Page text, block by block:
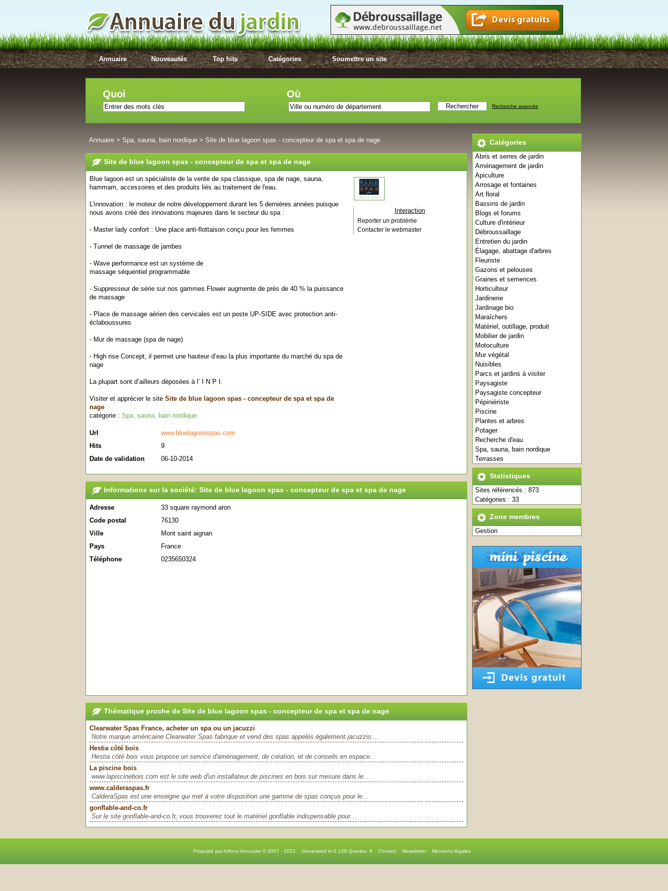
Annuaire Nouveautés Top hits Catégories Soumettre un site
Quoi Où
Recherche avancée
Catégories
Abris et serres de jardin
Aménagement de jardin
Apiculture
Arrosage et fontaines
Art floral
Bassins de jardin
Blogs et forums
Culture d'intérieur
Débroussaillage
Entretien du jardin
Élagage, abattage d'arbres
Fleuriste
Gazons et pelouses
Graines et semences
Horticulteur
Jardinerie
Jardinage bio
Maraîchers
Matériel, outillage, produit
Mobilier de jardin
Motoculture
Mur végétal
Nuisibles
Parcs et jardins à visiter
Paysagiste
Paysagiste concepteur
Pépiniériste
Piscine
Plantes et arbres
Potager
Recherche d'eau
Spa, sauna, bain nordique
Terrasses
Statistiques
Sites référencés : 873
Catégories : 33
Zone membres
Gestion
Annuaire > Spa, sauna, bain nordique > Site de blue lagoon spas - concepteur de spa et spa de nage
Site de blue lagoon spas - concepteur de spa et spa de nage
Blue lagoon est un spécialiste de la vente de spa classique, spa de nage, sauna,
hammam, accessoires et des produits liés au traitement de l'eau.
L'innovation : le moteur de notre développement durant les 5 dernières années puisque
nous avons créé des innovations majeures dans le secteur du spa :
- Master lady confort : Une place anti-flottaison conçu pour les femmes
- Tunnel de massage de jambes
- Wave performance est un système de
massage séquentiel programmable
- Suppresseur de série sur nos gammes Flower augmente de près de 40 % la puissance
de massage
- Place de massage aérien des cervicales est un poste UP-SIDE avec protection anti-
éclaboussures
- Mur de massage (spa de nage)
- High rise Concept, il permet une hauteur d’eau la plus importante du marché du spa de
nage
La plupart sont d’ailleurs déposées à l’ I N P I.
Visiter et apprécier le site Site de blue lagoon spas - concepteur de spa et spa de
nage
catégorie : Spa, sauna, bain nordique
Url
www.bluelagoonspas.com
Hits
9
Date de validation
06-10-2014
Interaction
Reporter un problème
Contacter le webmaster
Informations sur la société: Site de blue lagoon spas - concepteur de spa et spa de nage
Adresse
33 square raymond aron
Code postal
76130
Ville
Mont saint aignan
Pays
France
Téléphone
0235650324
Thématique proche de Site de blue lagoon spas - concepteur de spa et spa de nage
Clearwater Spas France, acheter un spa ou un jacuzzi
Notre marque américaine Clearwater Spas fabrique et vend des spas appelés également jacuzzis....
Hestia côté bois
Hestia côté bois vous propose un service d'aménagement, de création, et de conseils en espace...
La piscine bois
www.lapiscinebois.com est le site web d'un installateur de piscines en bois sur mesure dans le...
www.calderaspas.fr
CalderaSpas est une enseigne qui met à votre disposition une gamme de spas conçus pour le...
gonflable-and-co.fr
Sur le site gonflable-and-co.fr, vous trouverez tout le matériel gonflable indispensable pour...
Propulsé par Arfooo Annuaire © 2007 - 2021 Generated in 0.109 Queries: 8 Contact Newsletter Mentions légales